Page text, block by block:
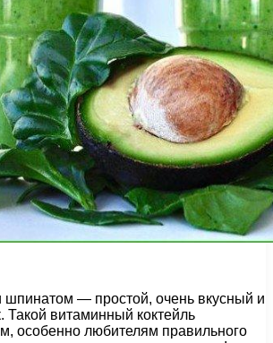
шпинатом — простой, очень вкусный и
Такой витаминный коктейль
особенно любителям правильного